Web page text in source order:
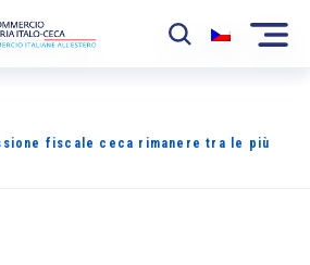
fiscale ceca rimanere tra le più